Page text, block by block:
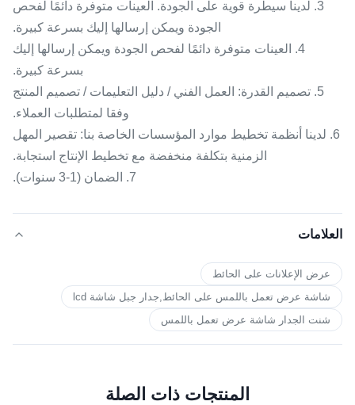
3. لدينا سيطرة قوية على الجودة. العينات متوفرة دائمًا لفحص
الجودة ويمكن إرسالها إليك بسرعة كبيرة.
4. العينات متوفرة دائمًا لفحص الجودة ويمكن إرسالها إليك
بسرعة كبيرة.
5. تصميم القدرة: العمل الفني / دليل التعليمات / تصميم المنتج
وفقا لمتطلبات العملاء.
6. لدينا أنظمة تخطيط موارد المؤسسات الخاصة بنا: تقصير المهل
الزمنية بتكلفة منخفضة مع تخطيط الإنتاج استجابة.
7. الضمان (1-3 سنوات).
العلامات
عرض الإعلانات على الحائط
شاشة عرض تعمل باللمس على الحائط,جدار جبل شاشة lcd
شنت الجدار شاشة عرض تعمل باللمس
المنتجات ذات الصلة